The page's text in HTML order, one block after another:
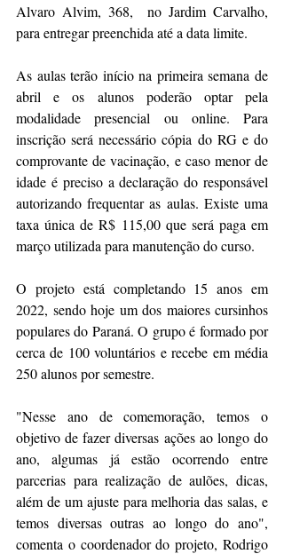
Alvaro Alvim, 368,  no Jardim Carvalho,
para entregar preenchida até a data limite.
As aulas terão início na primeira semana de
abril e os alunos poderão optar pela
modalidade presencial ou online. Para
inscrição será necessário cópia do RG e do
comprovante de vacinação, e caso menor de
idade é preciso a declaração do responsável
autorizando frequentar as aulas. Existe uma
taxa única de R$ 115,00 que será paga em
março utilizada para manutenção do curso.
O projeto está completando 15 anos em
2022, sendo hoje um dos maiores cursinhos
populares do Paraná. O grupo é formado por
cerca de 100 voluntários e recebe em média
250 alunos por semestre.
"Nesse ano de comemoração, temos o
objetivo de fazer diversas ações ao longo do
ano, algumas já estão ocorrendo entre
parcerias para realização de aulões, dicas,
além de um ajuste para melhoria das salas, e
temos diversas outras ao longo do ano",
comenta o coordenador do projeto, Rodrigo